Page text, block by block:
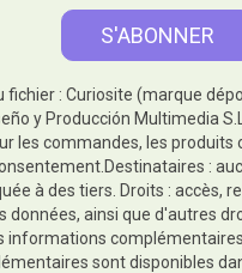
fichier : Curiosite (marque
y Producción Multimedia
les commandes, les produits
:
à des tiers. Droits : accès,
données, ainsi que d'autres
informations
sont disponibles